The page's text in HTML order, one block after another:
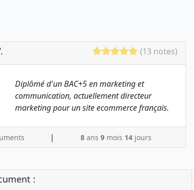
(13 notes)
Diplômé d'un BAC+5 en marketing et
communication, actuellement directeur
marketing pour un site ecommerce français.
| 8ans 9mois 14jours
: